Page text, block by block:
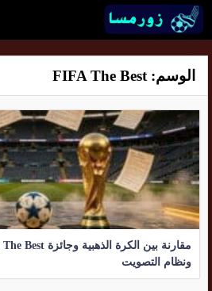
الوسم: FIFA The Best
ونظام التصويت